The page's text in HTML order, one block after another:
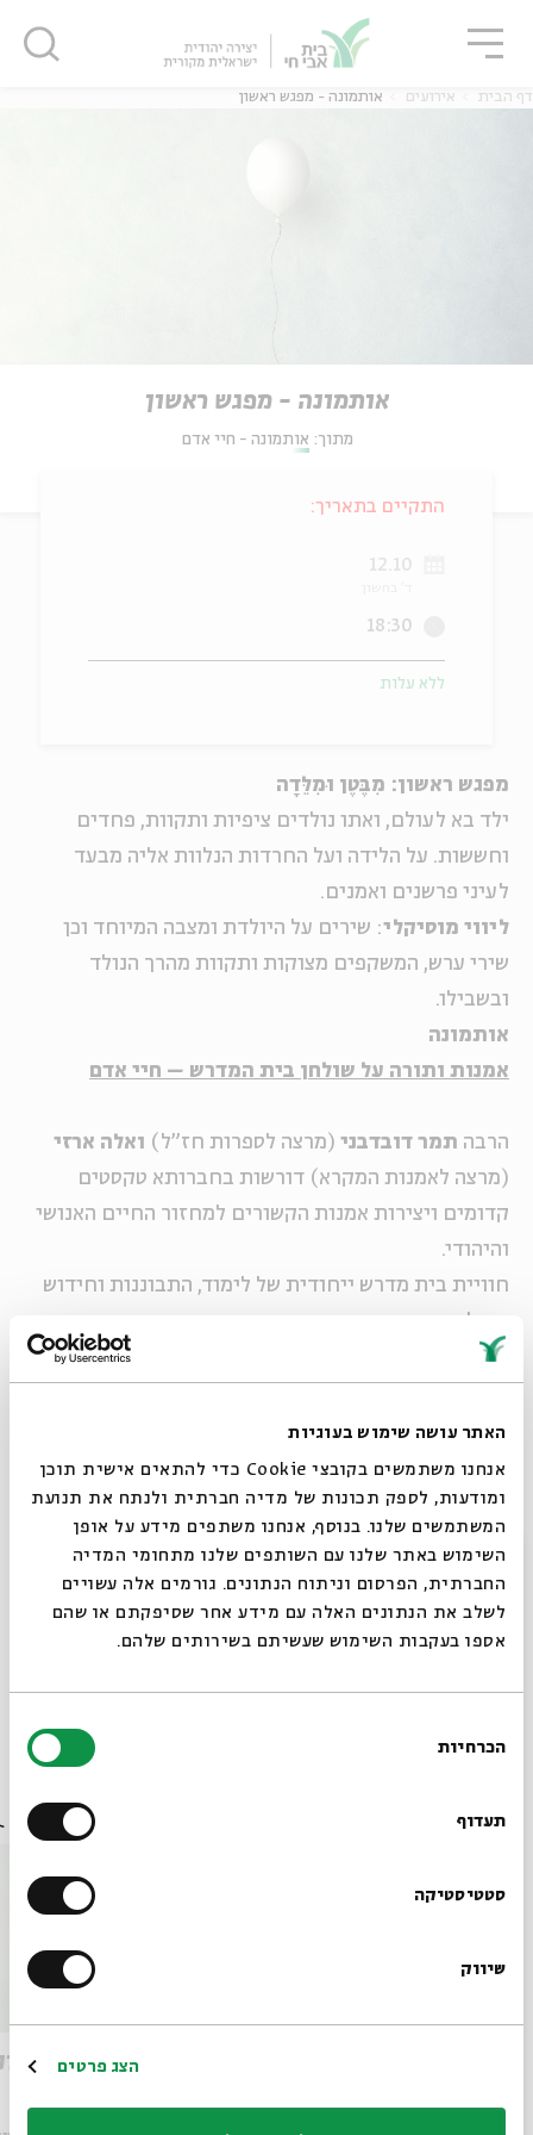
האתר עושה שימוש בעוגיות
אנחנו משתמשים בקובצי Cookie כדי להתאים אישית תוכן
ומודעות, לספק תכונות של מדיה חברתית ולנתח את תנועת
המשתמשים שלנו. בנוסף, אנחנו משתפים מידע על אופן
השימוש באתר שלנו עם השותפים שלנו מתחומי המדיה
החברתית, הפרסום וניתוח הנתונים. גורמים אלה עשויים
לשלב את הנתונים האלה עם מידע אחר שסיפקתם או שהם
אספו בעקבות השימוש שעשיתם בשירותים שלהם.
הסכמה
הכרחיות
תעדוף
סטטיסטיקה
שיווק
הצג פרטים
דף הבית אירועים אותמונה - מפגש ראשון
אותמונה - מפגש ראשון
מתוך: אותמונה - חיי אדם
מפגש ראשון: מִבֶּטֶן וּמִלֵּדָה
ילד בא לעולם, ואתו נולדים ציפיות ותקוות, פחדים
וחששות. על הלידה ועל החרדות הנלוות אליה מבעד
לעיני פרשנים ואמנים.
ליווי מוסיקלי: שירים על היולדת ומצבה המיוחד וכן
שירי ערש, המשקפים מצוקות ותקוות מהרך הנולד
ובשבילו.
אותמונה
אמנות ותורה על שולחן בית המדרש – חיי אדם
הרבה תמר דובדבני (מרצה לספרות חז"ל) ואלה ארזי
(מרצה לאמנות המקרא) דורשות בחברותא טקסטים
קדומים ויצירות אמנות הקשורים למחזור החיים האנושי
והיהודי.
חוויית בית מדרש ייחודית של לימוד, התבוננות וחידוש
במילה העתיקה וביצירה המתחדשת.
עממית וליטורגית
שימו לב: ניתן לרכוש כרטיס מוזל ל 3 מפגשי אותמונה
ש"ח למפגש). למעוניינים נא פנו לקופה טלפונית ב
02-6215900.
שיתוף הוספה ליומן הרשמה לאירועים דומים
התקיים בתאריך:
12.10
18:30
ללא עלות
סגור
סגור